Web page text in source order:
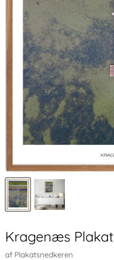
Kragenæs Plakat
af Plakatsnedkeren